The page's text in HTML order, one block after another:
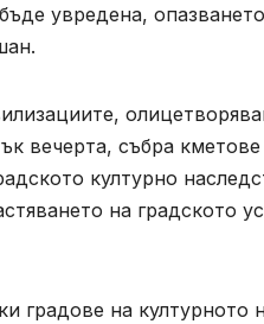
увредена,
вечерта, събра
културно
на градското
градове на културното